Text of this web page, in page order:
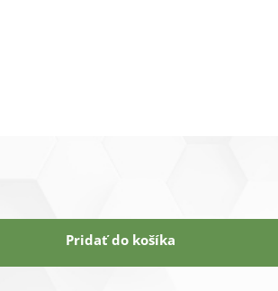
Pridať do košíka